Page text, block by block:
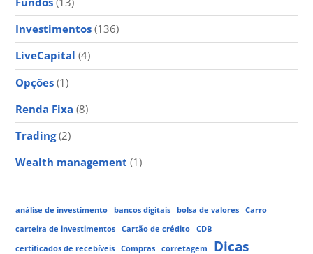
Investimentos (136)
LiveCapital (4)
Opções (1)
Renda Fixa (8)
Trading(2)
Wealth management (1)
análise de investimento bancos digitais bolsa de valores
Carro
carteira de investimentos
Cartão de crédito
CDB
certificados de recebíveis
Compras corretagem
Dicas